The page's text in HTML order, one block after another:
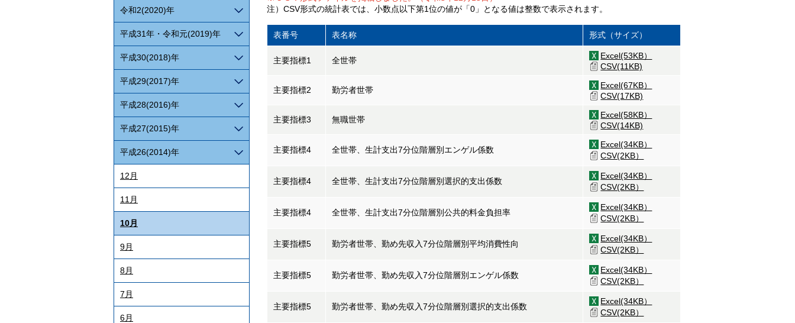
令和2(2020)年
平成31年・令和元(2019)年
平成30(2018)年
平成29(2017)年
平成28(2016)年
平成27(2015)年
平成26(2014)年
12月
11月
10月
9月
8月
7月
6月
注）CSV形式の統計表では、小数点以下第1位の値が「0」となる値は整数で表示されます。
表番号 表名称 形式（サイズ）
主要指標1 全世帯
Excel(53KB）
CSV(11KB)
主要指標2 勤労者世帯
Excel(67KB）
CSV(17KB)
主要指標3 無職世帯
Excel(58KB）
CSV(14KB)
主要指標4 全世帯、生計支出7分位階層別エンゲル係数
Excel(34KB）
CSV(2KB）
主要指標4 全世帯、生計支出7分位階層別選択的支出係数
Excel(34KB）
CSV(2KB）
主要指標4 全世帯、生計支出7分位階層別公共的料金負担率
Excel(34KB）
CSV(2KB）
主要指標5 勤労者世帯、勤め先収入7分位階層別平均消費性向
Excel(34KB）
CSV(2KB）
主要指標5 勤労者世帯、勤め先収入7分位階層別エンゲル係数
Excel(34KB）
CSV(2KB）
主要指標5 勤労者世帯、勤め先収入7分位階層別選択的支出係数
Excel(34KB）
CSV(2KB）